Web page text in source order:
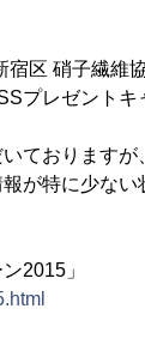
区 硝子繊維
プレゼント
ております
が特に少な
2015」